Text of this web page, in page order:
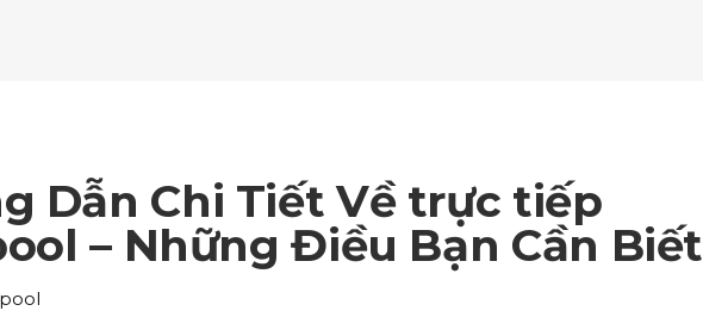
Separators Video Button
Google Maps
Image Gallery
Testimonials
Dẫn Chi Tiết Về trực tiếp
– Những Điều Bạn Cần Biết